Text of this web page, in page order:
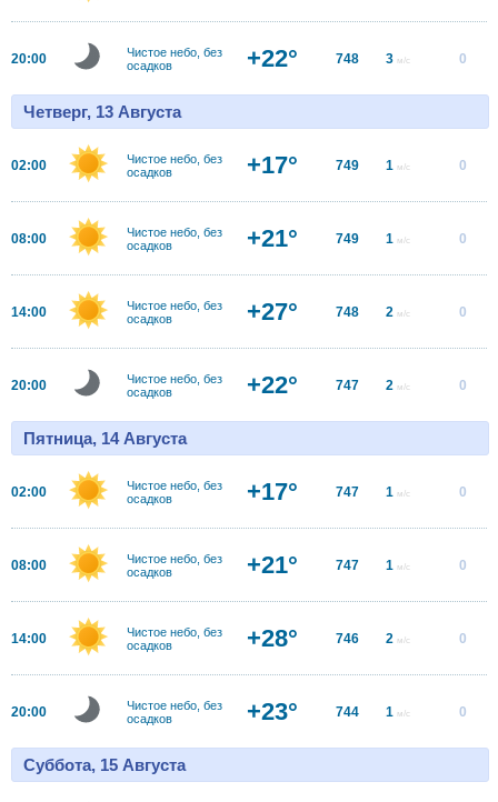
20:00
Чистое небо, без
осадков
+22° 748 3 м/с 0
Четверг, 13 Августа
02:00
Чистое небо, без
осадков
+17° 749 1 м/с 0
08:00
Чистое небо, без
осадков
+21° 749 1 м/с 0
14:00
Чистое небо, без
осадков
+27° 748 2 м/с 0
20:00
Чистое небо, без
осадков
+22° 747 2 м/с 0
Пятница, 14 Августа
02:00
Чистое небо, без
осадков
+17° 747 1 м/с 0
08:00
Чистое небо, без
осадков
+21° 747 1 м/с 0
14:00
Чистое небо, без
осадков
+28° 746 2 м/с 0
20:00
Чистое небо, без
осадков
+23° 744 1 м/с 0
Суббота, 15 Августа